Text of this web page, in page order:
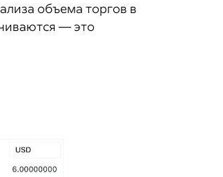
объема торгов в
— это